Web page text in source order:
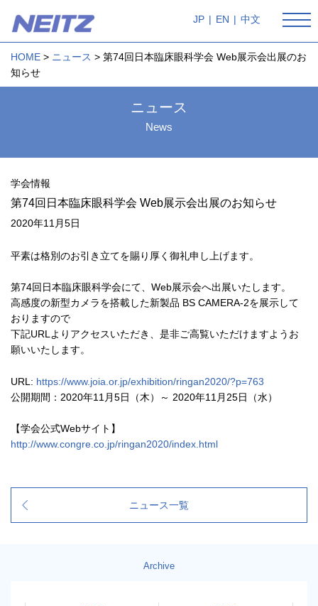
JP | EN | 中文
HOME ニュース
第74回日本臨床眼科学会 Web展示会出展のお
知らせ
ニュース
News
学会情報
第74回日本臨床眼科学会 Web展示会出展のお知らせ
2020年11月5日
平素は格別のお引き立てを賜り厚く御礼申し上げます。
第74回日本臨床眼科学会にて、Web展示会へ出展いたします。
高感度の新型カメラを搭載した新製品 BS CAMERA-2を展示して
おりますので
下記URLよりアクセスいただき、是非ご高覧いただけますようお
願いいたします。
URL: https://www.joia.or.jp/exhibition/ringan2020/?p=763
公開期間：2020年11月5日（木）～ 2020年11月25日（水）
【学会公式Webサイト】
http://www.congre.co.jp/ringan2020/index.html
ニュース一覧
Archive